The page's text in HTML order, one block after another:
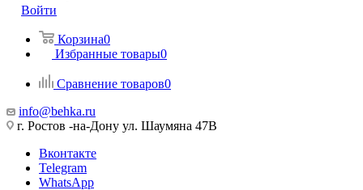
Войти
Корзина0
Избранные товары0
Сравнение товаров0
info@behka.ru
г. Ростов -на-Дону ул. Шаумяна 47В
Вконтакте
Telegram
WhatsApp